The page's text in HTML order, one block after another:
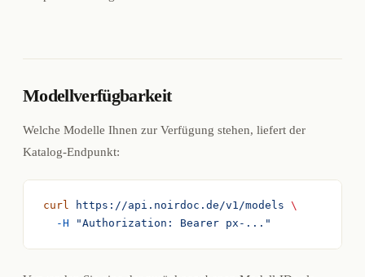
Modellverfügbarkeit
Welche Modelle Ihnen zur Verfügung stehen, liefert der
Katalog-Endpunkt:
curl https://api.noirdoc.de/v1/models \
  -H
"Authorization: Bearer px-..."